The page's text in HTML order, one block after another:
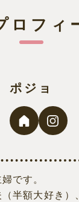
ロフィ
ポジョ
です。
半額大好き）